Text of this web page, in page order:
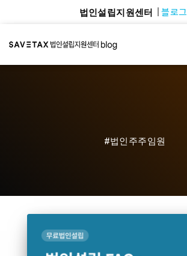
법인설립지원센터 블로그
#법인주주임원